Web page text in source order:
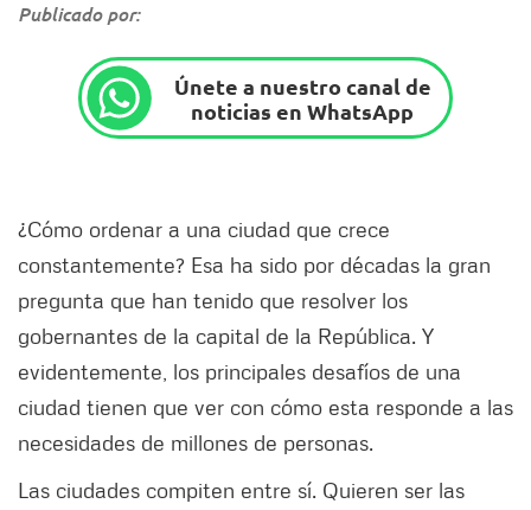
Publicado por:
Únete a nuestro canal de
noticias en WhatsApp
¿Cómo ordenar a una ciudad que crece
constantemente? Esa ha sido por décadas la gran
pregunta que han tenido que resolver los
gobernantes de la capital de la República. Y
evidentemente, los principales desafíos de una
ciudad tienen que ver con cómo esta responde a las
necesidades de millones de personas.
Las ciudades compiten entre sí. Quieren ser las